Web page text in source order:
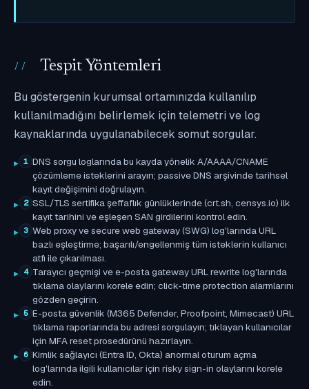
Tespit Yöntemleri
Bu göstergenin kurumsal ortamınızda kullanılıp
kullanılmadığını belirlemek için telemetri ve log
kaynaklarında uygulanabilecek somut sorgular.
1 DNS sorgu loglarında bu kayda yönelik A/AAAA/CNAME
çözümleme isteklerini arayın; passive DNS arşivinde tarihsel
kayıt değişimini doğrulayın.
2 SSL/TLS sertifika şeffaflık günlüklerinde (crt.sh, censys.io) ilk
kayıt tarihini ve eşleşen SAN girdilerini kontrol edin.
3 Web proxy ve secure web gateway (SWG) log'larında URL
bazlı eşleştirme; başarılı/engellenmiş tüm isteklerin kullanıcı
atfı ile çıkarılması.
4 Tarayıcı geçmişi ve e-posta gateway URL rewrite log'larında
tıklama olaylarını korele edin; click-time protection alarmlarını
gözden geçirin.
5 E-posta güvenlik (M365 Defender, Proofpoint, Mimecast) URL
tıklama raporlarında bu adresi sorgulayın; tıklayan kullanıcılar
için MFA reset prosedürünü hazırlayın.
6 Kimlik sağlayıcı (Entra ID, Okta) anormal oturum açma
log'larında ilgili kullanıcılar için risky sign-in olaylarını korele
edin.